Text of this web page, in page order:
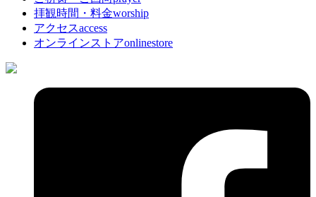
拝観時間・料金worship
アクセスaccess
オンラインストアonlinestore